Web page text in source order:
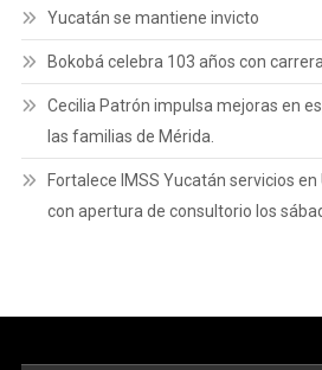
Yucatán se mantiene invicto
Bokobá celebra 103 años con
Cecilia Patrón impulsa mejoras en
las familias de Mérida.
Fortalece IMSS Yucatán servicios en
con apertura de consultorio los